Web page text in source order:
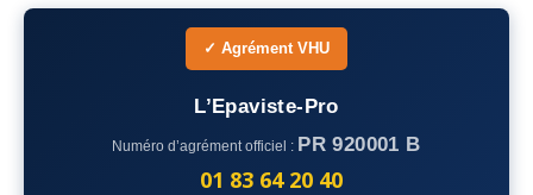
Où?
– Seine-et-Marne
– Yvelines
✓ Agrément VHU
L’Epaviste-Pro
Numéro d’agrément officiel : PR 920001 B
01 83 64 20 40